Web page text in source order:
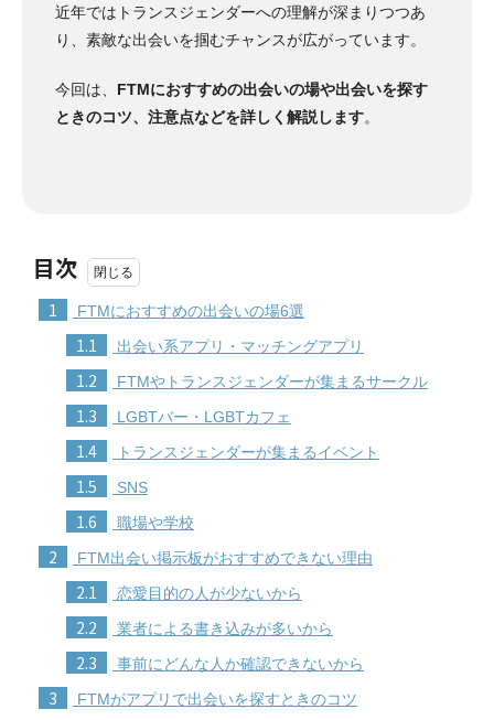
近年ではトランスジェンダーへの理解が深まりつつあ
り、素敵な出会いを掴むチャンスが広がっています。
今回は、 FTMにおすすめの出会いの場や出会いを探す
ときのコツ、注意点などを詳しく解説します。
目次
1 FTMにおすすめの出会いの場6選
1.1 出会い系アプリ・マッチングアプリ
1.2 FTMやトランスジェンダーが集まるサークル
1.3 LGBTバー・LGBTカフェ
1.4 トランスジェンダーが集まるイベント
1.5 SNS
1.6 職場や学校
2 FTM出会い掲示板がおすすめできない理由
2.1 恋愛目的の人が少ないから
2.2 業者による書き込みが多いから
2.3 事前にどんな人か確認できないから
3 FTMがアプリで出会いを探すときのコツ